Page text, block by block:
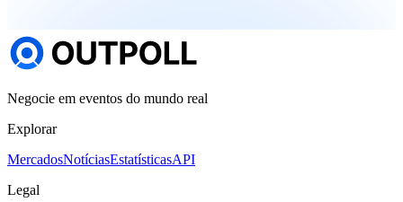
Negocie em eventos do mundo real
Explorar
MercadosNotíciasEstatísticasAPI
Legal